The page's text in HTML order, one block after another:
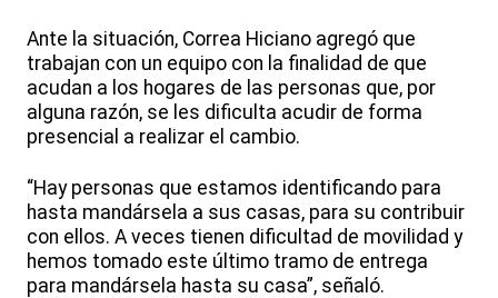
Ante la situación, Correa Hiciano agregó que
trabajan con un equipo con la finalidad de que
acudan a los hogares de las personas que, por
alguna razón, se les dificulta acudir de forma
presencial a realizar el cambio.
“Hay personas que estamos identificando para
hasta mandársela a sus casas, para su contribuir
con ellos. A veces tienen dificultad de movilidad y
hemos tomado este último tramo de entrega
para mandársela hasta su casa”, señaló.